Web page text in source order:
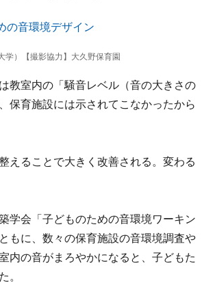
学）【撮影協力】大久野保育園
教室内の「騒音レベル（音の大きさの
保育施設には示されてこなかったから
えることで大きく改善される。変わる
学会「子どものための音環境ワーキン
もに、数々の保育施設の音環境調査や
内の音がまろやかになると、子どもた
。